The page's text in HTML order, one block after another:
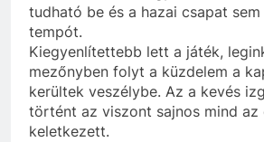
tudható be és a hazai csapat
tempót.
Kiegyenlítettebb lett a játék,
mezőnyben folyt a küzdelem a
kerültek veszélybe. Az a kevés
történt az viszont sajnos mind az
keletkezett.